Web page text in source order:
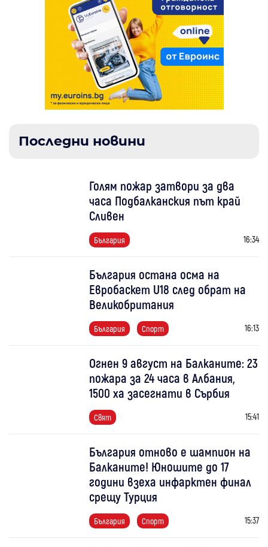
Последни новини
Голям пожар затвори за два
часа Подбалканския път край
Сливен
България 16:34
България остана осма на
Евробаскет U18 след обрат на
Великобритания
България Спорт 16:13
Огнен 9 август на Балканите: 23
пожара за 24 часа в Албания,
1500 ха засегнати в Сърбия
Свят 15:41
България отново е шампион на
Балканите! Юношите до 17
години взеха инфарктен финал
срещу Турция
България Спорт 15:37